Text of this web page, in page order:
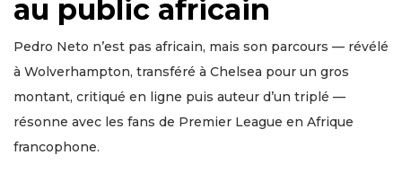
au public africain
Pedro Neto n’est pas africain, mais son parcours — révélé
à Wolverhampton, transféré à Chelsea pour un gros
montant, critiqué en ligne puis auteur d’un triplé —
résonne avec les fans de Premier League en Afrique
francophone.